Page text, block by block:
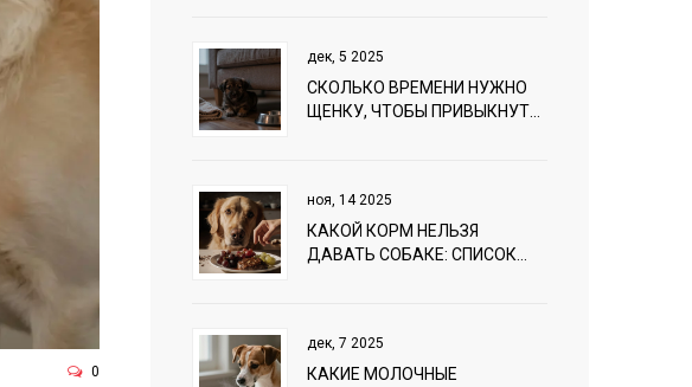
0
дек, 5 2025
СКОЛЬКО ВРЕМЕНИ НУЖНО
ЩЕНКУ, ЧТОБЫ ПРИВЫКНУТЬ
ноя, 14 2025
КАКОЙ КОРМ НЕЛЬЗЯ
ДАВАТЬ СОБАКЕ: СПИСОК
дек, 7 2025
КАКИЕ МОЛОЧНЫЕ